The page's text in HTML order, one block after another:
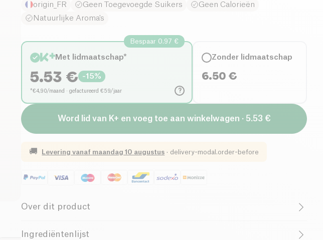
origin_FR Geen Toegevoegde Suikers
Geen Calorieën
Natuurlijke Aroma's
?
Bespaar 0.97 €
Met lidmaatschap*
5.53 € -15%
*€4,90/maand · gefactureerd €59/jaar
Zonder lidmaatschap
6.50 €
Word lid van K+ en voeg toe aan winkelwagen · 5.53 €
🚚 Levering vanaf maandag 10 augustus · delivery-modal.order-before
Over dit product
Laag zout
Ingrediëntenlijst